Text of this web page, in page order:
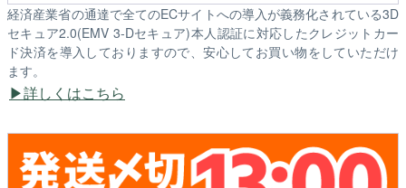
経済産業省の通達で全てのECサイトへの導入が義務化されている3D
セキュア2.0(EMV 3-Dセキュア)本人認証に対応したクレジットカー
ド決済を導入しておりますので、安心してお買い物をしていただけ
ます。
詳しくはこちら